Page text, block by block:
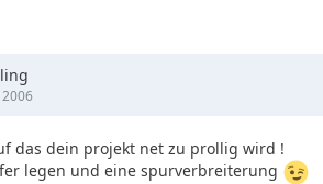
das dein projekt net zu prollig wird !
legen und eine spurverbreiterung